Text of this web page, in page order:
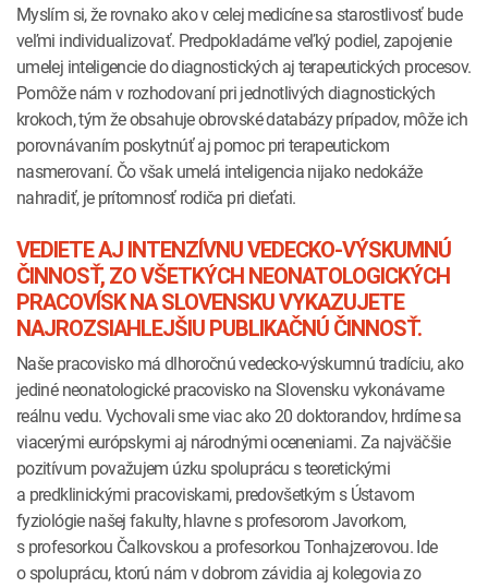
Myslím si, že rovnako ako v celej medicíne sa starostlivosť bude
veľmi individualizovať. Predpokladáme veľký podiel, zapojenie
umelej inteligencie do diagnostických aj terapeutických procesov.
Pomôže nám v rozhodovaní pri jednotlivých diagnostických
krokoch, tým že obsahuje obrovské databázy prípadov, môže ich
porovnávaním poskytnúť aj pomoc pri terapeutickom
nasmerovaní. Čo však umelá inteligencia nijako nedokáže
nahradiť, je prítomnosť rodiča pri dieťati.
VEDIETE AJ INTENZÍVNU VEDECKO-VÝSKUMNÚ
ČINNOSŤ, ZO VŠETKÝCH NEONATOLOGICKÝCH
PRACOVÍSK NA SLOVENSKU VYKAZUJETE
NAJROZSIAHLEJŠIU PUBLIKAČNÚ ČINNOSŤ.
Naše pracovisko má dlhoročnú vedecko-výskumnú tradíciu, ako
jediné neonatologické pracovisko na Slovensku vykonávame
reálnu vedu. Vychovali sme viac ako 20 doktorandov, hrdíme sa
viacerými európskymi aj národnými oceneniami. Za najväčšie
pozitívum považujem úzku spoluprácu s teoretickými
a predklinickými pracoviskami, predovšetkým s Ústavom
fyziológie našej fakulty, hlavne s profesorom Javorkom,
s profesorkou Čalkovskou a profesorkou Tonhajzerovou. Ide
o spoluprácu, ktorú nám v dobrom závidia aj kolegovia zo